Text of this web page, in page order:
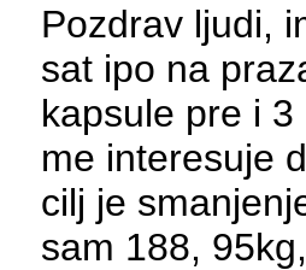
Pozdrav ljudi,
sat ipo na
kapsule pre i
me interesuje
cilj je
sam 188,